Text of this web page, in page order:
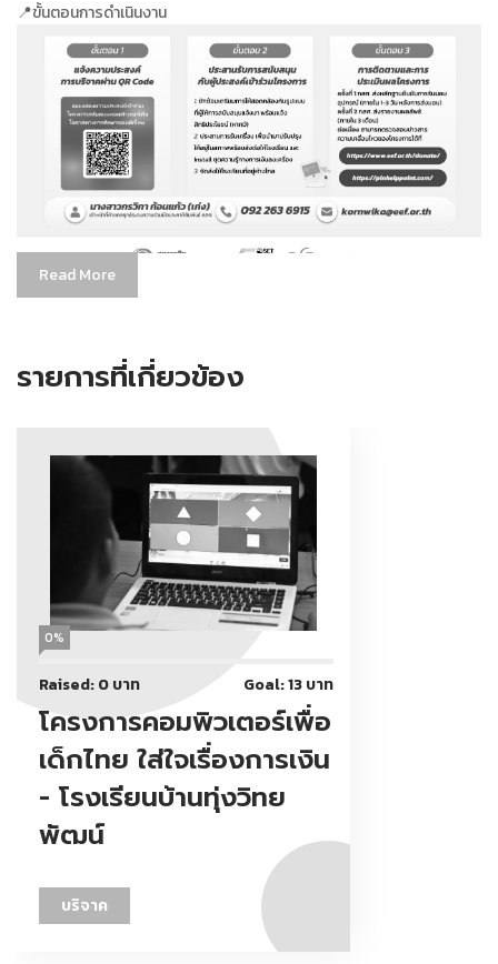
📍ขั้นตอนการดำเนินงาน
Read More
รายการที่เกี่ยวข้อง
0%
Raised: 0 บาท Goal: 13 บาท
โครงการคอมพิวเตอร์เพื่อ
เด็กไทย ใส่ใจเรื่องการเงิน
- โรงเรียนบ้านทุ่งวิทย
พัฒน์
บริจาค